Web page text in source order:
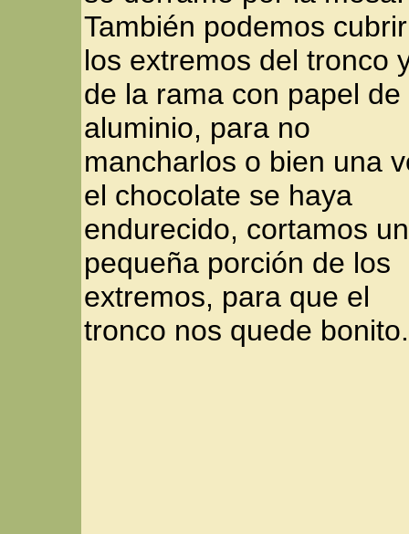
También podemos cubrir
los extremos del tronco
de la rama con papel de
aluminio, para no
mancharlos o bien una
el chocolate se haya
endurecido, cortamos
pequeña porción de los
extremos, para que el
tronco nos quede bonito.